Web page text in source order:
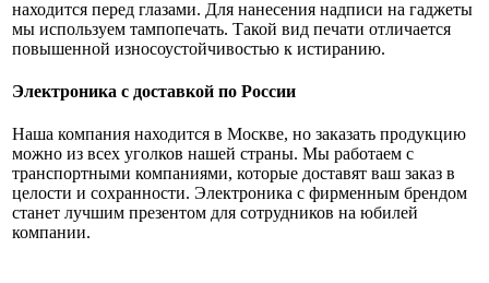
находится перед глазами. Для нанесения надписи на гаджеты
мы используем тампопечать. Такой вид печати отличается
повышенной износоустойчивостью к истиранию.
Электроника с доставкой по России
Наша компания находится в Москве, но заказать продукцию
можно из всех уголков нашей страны. Мы работаем с
транспортными компаниями, которые доставят ваш заказ в
целости и сохранности. Электроника с фирменным брендом
станет лучшим презентом для сотрудников на юбилей
компании.